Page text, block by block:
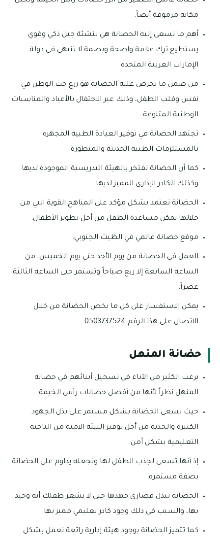
مكانة مرموقة أيضاً.
أهم ما تسعى إليه الحضانة هي تنشئة جيل ذكي وقوي
يستطيع ترك علامة واضحة وبصمة لا تنتهي في دولة
الإمارات العربية المتحدة.
من ضمن ما تحرص عليه الحضانة هو زرع حب الوطن في
نفس وقلب الطفل، وذلك عبر الاحتفال بالأعياد والمناسبات
الوطنية المتنوعة.
تجتهد الحضانة في توفير العيادة الطبية المجهزة
بالمستلزمات الطبية الحديثة والمتطورة.
كما أن الحضانة تفتخر بالهيئة التدريسية الموجودة لديها
وكذلك الكادر الإداري المميز لديها.
الحضانة تعتمد بشكل مؤكد على المناهج القوية التي من
خلالها يمكن مساعدة الطفل من أجل تطوير الأطفال.
موقع حضانة عالمي في الظيت الجنوبي.
العمل في الحضانة من يوم الأحد حتى يوم الخميس، من
الساعة السابعة إلا ربع صباحاً وتستمر حتى الساعة الثالثة
عصراً.
يمكن الاستفسار على كل ما يخص الحضانة من خلال
الاتصال على هذا الرقم 0503737524.
حضانة المنهل
يرغب الكثير من الآباء في تسجيل أبنائهم في حضانة
المنهل نظراً لأنها من أفضل حضانات رأس الخيمة.
حيث تسعى الحضانة بشكل مستمر على بذل الجهود
الكبيرة والجدية من أجل توفير البيئة الآمنة من الناحية
التعليمية بشكل آمن.
إذ أنها تسعى لجذب الطفل لها وتجعله يداوم على الحضانة
بصفة مستمرة.
الحضانة تبذل قصارى جهدها حتى لا يشعر طفلك أنه وحيد
بها، والسبب في ذلك وجود كادر تعليمي مميز بها.
كما تتميز الحضانة بوجود هيئة إدارية رائعة تعمل بشكل